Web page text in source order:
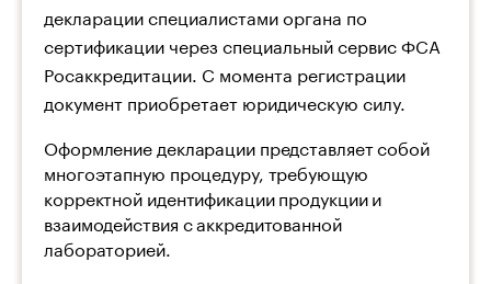
декларации специалистами органа по
сертификации через специальный сервис ФСА
Росаккредитации. С момента регистрации
документ приобретает юридическую силу.
Оформление декларации представляет собой
многоэтапную процедуру, требующую
корректной идентификации продукции и
взаимодействия с аккредитованной
лабораторией.